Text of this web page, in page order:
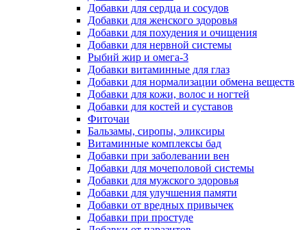
Добавки для сердца и сосудов
Добавки для женского здоровья
Добавки для похудения и очищения
Добавки для нервной системы
Рыбий жир и омега-3
Добавки витаминные для глаз
Добавки для нормализации обмена веществ
Добавки для кожи, волос и ногтей
Добавки для костей и суставов
Фиточаи
Бальзамы, сиропы, эликсиры
Витаминные комплексы бад
Добавки при заболевании вен
Добавки для мочеполовой системы
Добавки для мужского здоровья
Добавки для улучшения памяти
Добавки от вредных привычек
Добавки при простуде